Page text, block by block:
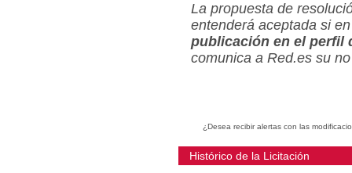
La propuesta de
entenderá aceptada si
publicación en el perfil
comunica a Red.es su
¿Desea recibir alertas con las
Histórico de la Licitación